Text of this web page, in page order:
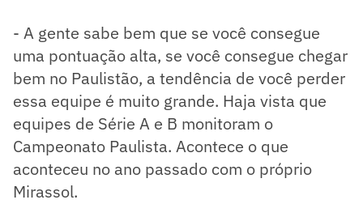
- A gente sabe bem que se você consegue
uma pontuação alta, se você consegue chegar
bem no Paulistão, a tendência de você perder
essa equipe é muito grande. Haja vista que
equipes de Série A e B monitoram o
Campeonato Paulista. Acontece o que
aconteceu no ano passado com o próprio
Mirassol.